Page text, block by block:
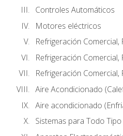
Controles Automáticos
Motores eléctricos
Refrigeración Comercial,
Refrigeración Comercial,
Refrigeración Comercial,
Aire Acondicionado
Aire acondicionado
Sistemas para Todo Tipo